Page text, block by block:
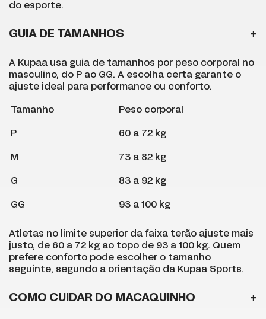
do esporte.
GUIA DE TAMANHOS
A Kupaa usa guia de tamanhos por peso corporal no
masculino, do P ao GG. A escolha certa garante o
ajuste ideal para performance ou conforto.
Tamanho Peso corporal
P 60 a 72 kg
M 73 a 82 kg
G 83 a 92 kg
GG 93 a 100 kg
Atletas no limite superior da faixa terão ajuste mais
justo, de 60 a 72 kg ao topo de 93 a 100 kg. Quem
prefere conforto pode escolher o tamanho
seguinte, segundo a orientação da Kupaa Sports.
COMO CUIDAR DO MACAQUINHO